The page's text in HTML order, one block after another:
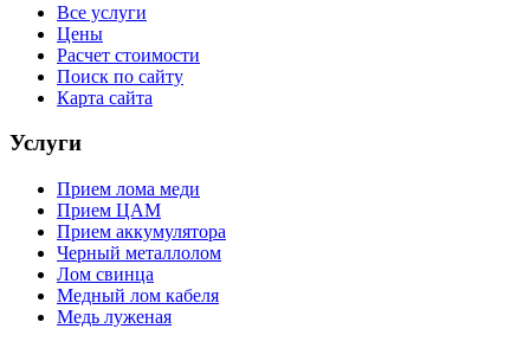
Все услуги
Цены
Расчет стоимости
Поиск по сайту
Карта сайта
Услуги
Прием лома меди
Прием ЦАМ
Прием аккумулятора
Черный металлолом
Лом свинца
Медный лом кабеля
Медь луженая